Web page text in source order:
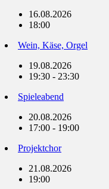
16.08.2026
18:00
Wein, Käse, Orgel
19.08.2026
19:30 - 23:30
Spieleabend
20.08.2026
17:00 - 19:00
Projektchor
21.08.2026
19:00